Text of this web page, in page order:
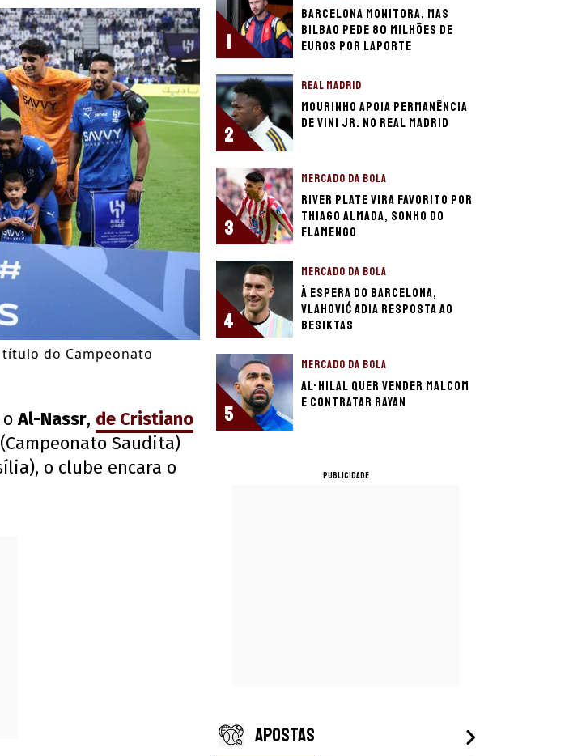
do Campeonato
oAl-Nassr, de Cristiano
(Campeonato Saudita)
o clube encara o
1
Barcelona monitora, mas
Bilbao pede 80 milhões de
euros por Laporte
2
REAL MADRID
Mourinho apoia permanência
de Vini Jr. no Real Madrid
3
MERCADO DA BOLA
River Plate vira favorito por
Thiago Almada, sonho do
Flamengo
4
MERCADO DA BOLA
À espera do Barcelona,
Vlahović adia resposta ao
Besiktas
5
MERCADO DA BOLA
Al-Hilal quer vender Malcom
e contratar Rayan
PUBLICIDADE
APOSTAS